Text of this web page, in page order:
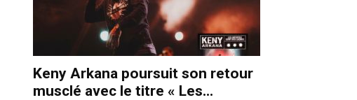
Keny Arkana poursuit son retour
musclé avec le titre « Les...